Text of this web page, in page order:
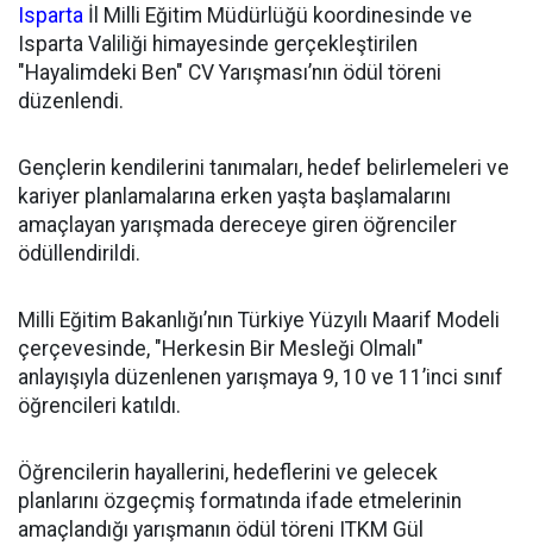
Isparta İl Milli Eğitim Müdürlüğü koordinesinde ve
Isparta Valiliği himayesinde gerçekleştirilen
"Hayalimdeki Ben" CV Yarışması’nın ödül töreni
düzenlendi.
Gençlerin kendilerini tanımaları, hedef belirlemeleri ve
kariyer planlamalarına erken yaşta başlamalarını
amaçlayan yarışmada dereceye giren öğrenciler
ödüllendirildi.
Milli Eğitim Bakanlığı’nın Türkiye Yüzyılı Maarif Modeli
çerçevesinde, "Herkesin Bir Mesleği Olmalı"
anlayışıyla düzenlenen yarışmaya 9, 10 ve 11’inci sınıf
öğrencileri katıldı.
Öğrencilerin hayallerini, hedeflerini ve gelecek
planlarını özgeçmiş formatında ifade etmelerinin
amaçlandığı yarışmanın ödül töreni ITKM Gül